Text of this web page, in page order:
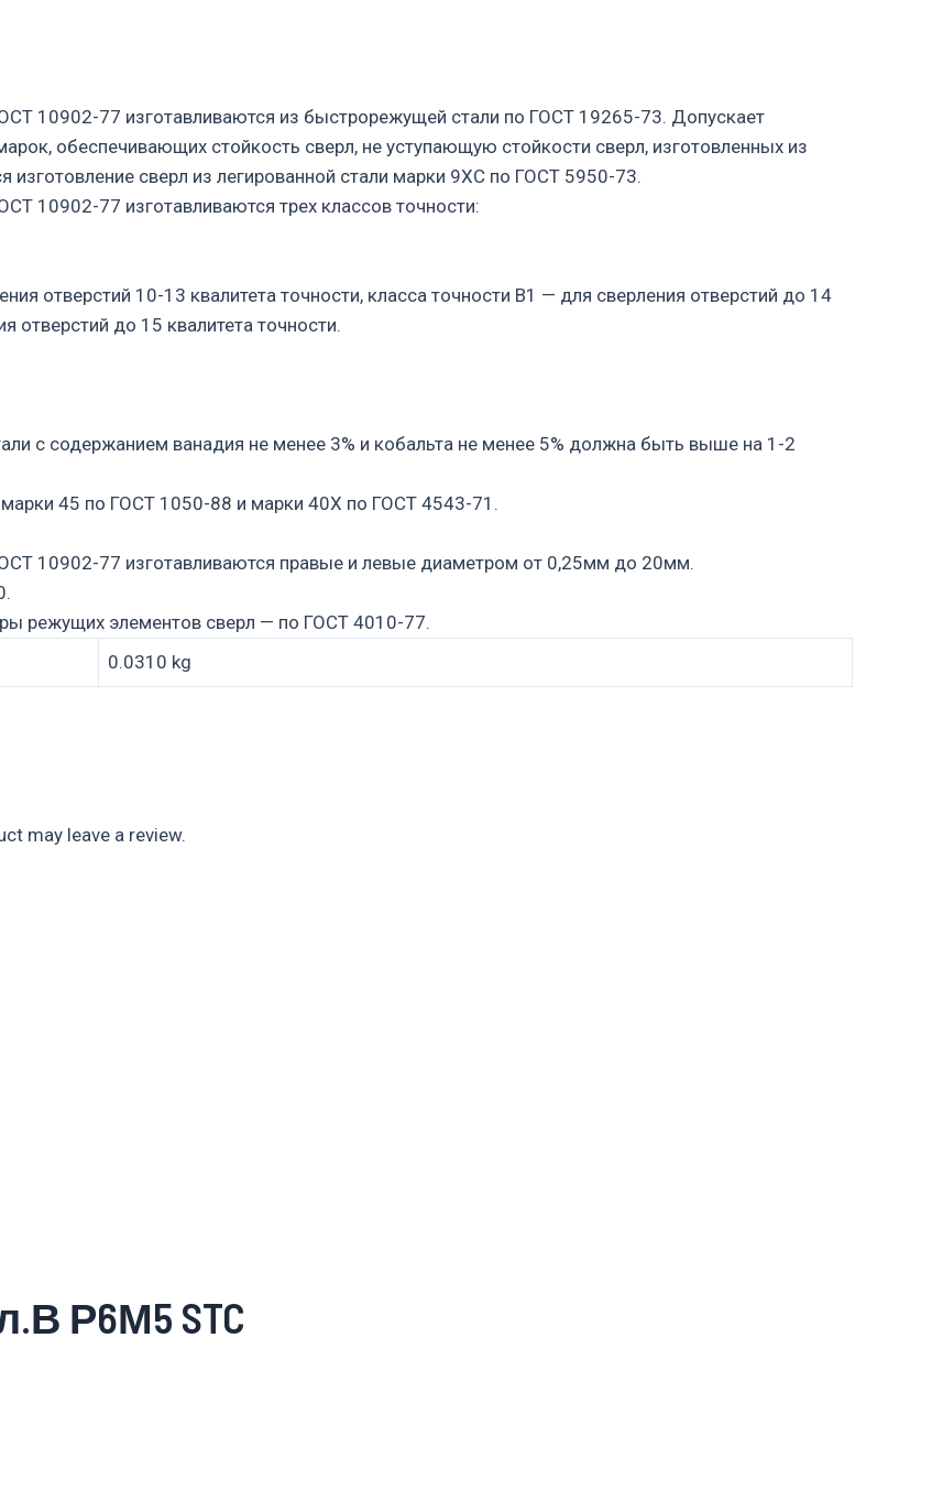
10902-77 изготавливаются из быстрорежущей стали по ГОСТ 19265-73. Допускает
обеспечивающих стойкость сверл, не уступающую стойкости сверл, изготовленных из
сверл из легированной стали марки 9ХС по ГОСТ 5950-73.
10902-77 изготавливаются трех классов точности:
отверстий 10-13 квалитета точности, класса точности В1 — для сверления отверстий до 14
отверстий до 15 квалитета точности.
с содержанием ванадия не менее 3% и кобальта не менее 5% должна быть выше на 1-2
марки 45 по ГОСТ 1050-88 и марки 40Х по ГОСТ 4543-71.
10902-77 изготавливаются правые и левые диаметром от 0,25мм до 20мм.
режущих элементов сверл — по ГОСТ 4010-77.
0.0310 kg
may leave a review.
Р6М5 STC